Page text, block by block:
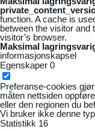
function. A cache is
between the visitor and
visitor’s browser.
Maksimal
informasjonskapsel
Egenskaper 0
Preferanse-cookies
måten nettsiden
eller den regionen du
Vi bruker ikke denne
Statistikk 16